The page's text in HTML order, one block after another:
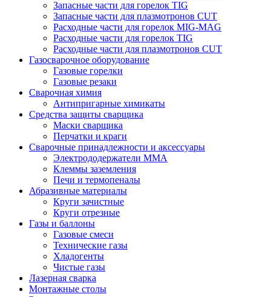
Запасные части для горелок TIG
Запасные части для плазмотронов CUT
Расходные части для горелок MIG-MAG
Расходные части для горелок TIG
Расходные части для плазмотронов CUT
Газосварочное оборудование
Газовые горелки
Газовые резаки
Сварочная химия
Антипригарные химикаты
Средства защиты сварщика
Маски сварщика
Перчатки и краги
Сварочные принадлежности и аксессуары
Электрододержатели MMA
Клеммы заземления
Печи и термопеналы
Абразивные материалы
Круги зачистные
Круги отрезные
Газы и баллоны
Газовые смеси
Технические газы
Хладогенты
Чистые газы
Лазерная сварка
Монтажные столы